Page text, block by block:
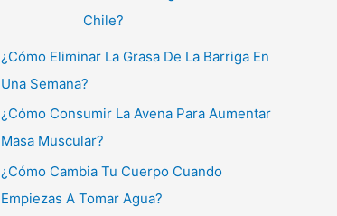
Chile?
¿Cómo Eliminar La Grasa De La Barriga En
Una Semana?
¿Cómo Consumir La Avena Para Aumentar
Masa Muscular?
¿Cómo Cambia Tu Cuerpo Cuando
Empiezas A Tomar Agua?